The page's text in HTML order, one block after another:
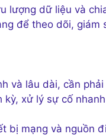
lượng dữ liệu và
để theo dõi, giám
và lâu dài, cần
xử lý sự cố
bị mạng và nguồn